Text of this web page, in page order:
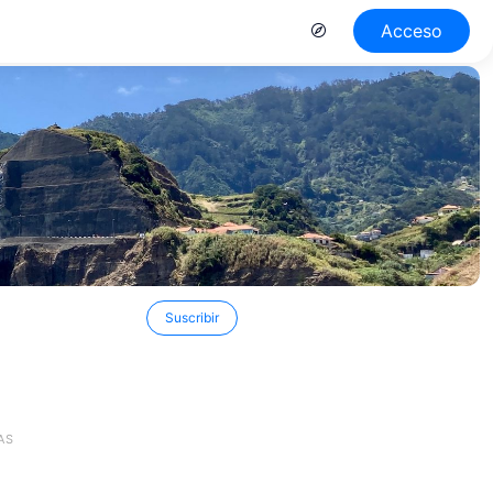
Acceso
Suscribir